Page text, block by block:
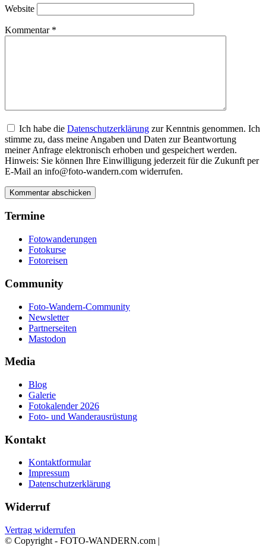
Website
Kommentar *
Ich habe die Datenschutzerklärung zur Kenntnis genommen. Ich
stimme zu, dass meine Angaben und Daten zur Beantwortung
meiner Anfrage elektronisch erhoben und gespeichert werden.
Hinweis: Sie können Ihre Einwilligung jederzeit für die Zukunft per
E-Mail an info@foto-wandern.com widerrufen.
Termine
Fotowanderungen
Fotokurse
Fotoreisen
Community
Foto-Wandern-Community
Newsletter
Partnerseiten
Mastodon
Media
Blog
Galerie
Fotokalender 2026
Foto- und Wanderausrüstung
Kontakt
Kontaktformular
Impressum
Datenschutzerklärung
Widerruf
Vertrag widerrufen
© Copyright - FOTO-WANDERN.com |